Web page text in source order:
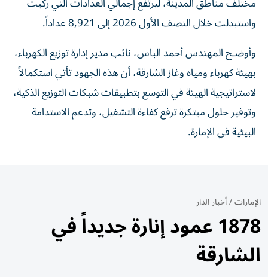
واستبدلت خلال النصف الأول 2026 إلى 8,921 عداداً.
وأوضـح المهندس أحمد الباس، نائب مدير إدارة توزيع الكهرباء،
بهيئة كهرباء ومياه وغاز الشارقة، أن هذه الجهود تأتي استكمالاً
لاستراتيجية الهيئة في التوسع بتطبيقات شبكات التوزيع الذكية،
وتوفير حلول مبتكرة ترفع كفاءة التشغيل، وتدعم الاستدامة
البيئية في الإمارة.
الإمارات/أخبار الدار
1878 عمود إنارة جديداً في
الشارقة